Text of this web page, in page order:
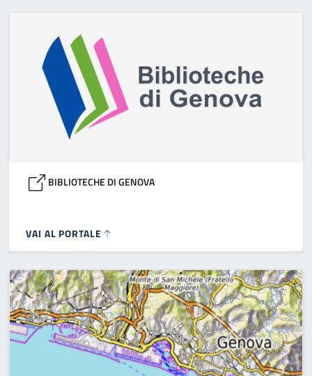
BIBLIOTECHE DI GENOVA
VAI AL PORTALE